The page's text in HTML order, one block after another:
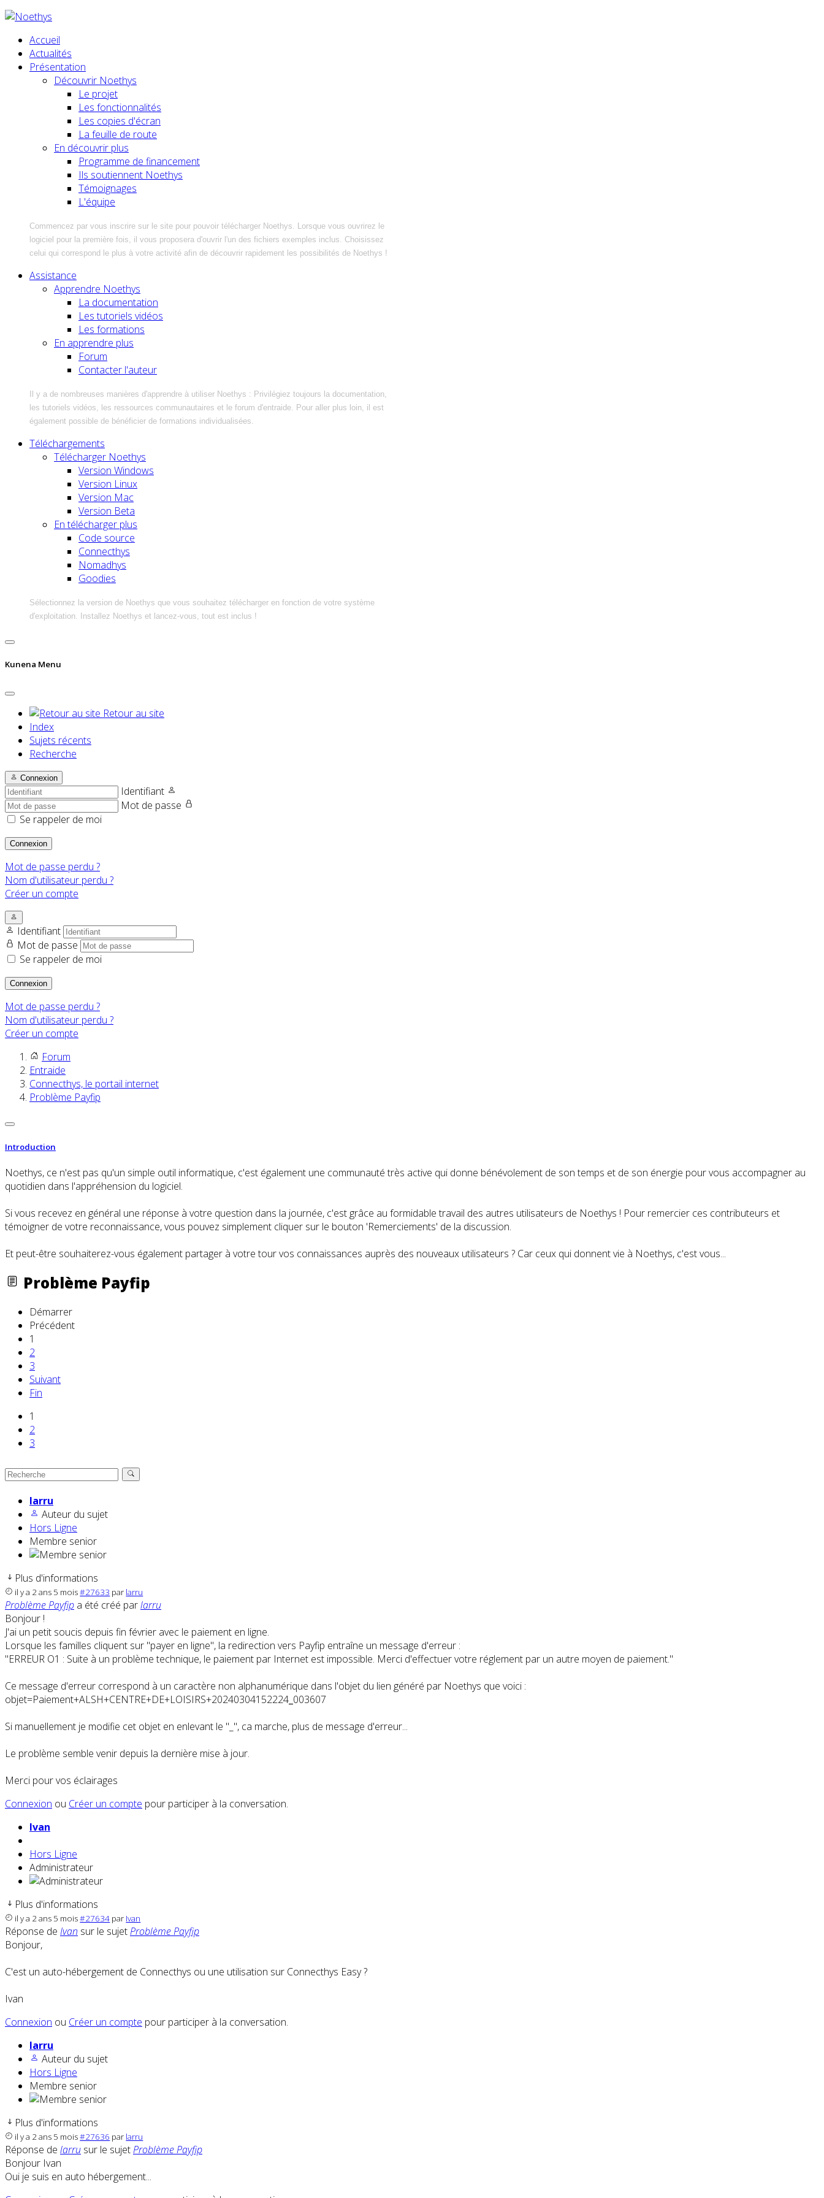
Accueil
Actualités
Présentation
Découvrir Noethys
Le projet
Les fonctionnalités
Les copies d'écran
La feuille de route
En découvrir plus
Programme de financement
Ils soutiennent Noethys
Témoignages
L'équipe
Commencez par vous inscrire sur le site pour pouvoir télécharger Noethys. Lorsque vous ouvrirez le
logiciel pour la première fois, il vous proposera d'ouvrir l'un des fichiers exemples inclus. Choisissez
celui qui correspond le plus à votre activité afin de découvrir rapidement les possibilités de Noethys !
Assistance
Apprendre Noethys
La documentation
Les tutoriels vidéos
Les formations
En apprendre plus
Forum
Contacter l'auteur
Il y a de nombreuses manières d'apprendre à utiliser Noethys : Privilégiez toujours la documentation,
les tutoriels vidéos, les ressources communautaires et le forum d'entraide. Pour aller plus loin, il est
également possible de bénéficier de formations individualisées.
Téléchargements
Télécharger Noethys
Version Windows
Version Linux
Version Mac
Version Beta
En télécharger plus
Code source
Connecthys
Nomadhys
Goodies
Sélectionnez la version de Noethys que vous souhaitez télécharger en fonction de votre système
d'exploitation. Installez Noethys et lancez-vous, tout est inclus !
Kunena Menu
Retour au site
Index
Sujets récents
Recherche
Connexion
Identifiant
Mot de passe
Se rappeler de moi
Connexion
Mot de passe perdu ?
Nom d'utilisateur perdu ?
Créer un compte
Identifiant
Mot de passe
Se rappeler de moi
Connexion
Mot de passe perdu ?
Nom d'utilisateur perdu ?
Créer un compte
Forum
Entraide
Connecthys, le portail internet
Problème Payfip
Introduction
Noethys, ce n'est pas qu'un simple outil informatique, c'est également une communauté très active qui donne bénévolement de son temps et de son énergie pour vous accompagner au
quotidien dans l'appréhension du logiciel.
Si vous recevez en général une réponse à votre question dans la journée, c'est grâce au formidable travail des autres utilisateurs de Noethys ! Pour remercier ces contributeurs et
témoigner de votre reconnaissance, vous pouvez simplement cliquer sur le bouton 'Remerciements' de la discussion.
Et peut-être souhaiterez-vous également partager à votre tour vos connaissances auprès des nouveaux utilisateurs ? Car ceux qui donnent vie à Noethys, c'est vous...
Problème Payfip
Démarrer
Précédent
1
2
3
Suivant
Fin
1
2
3
larru
Auteur du sujet
Hors Ligne
Membre senior
Plus d'informations
il y a 2 ans 5 mois#27633 par larru
Problème Payfip a été créé parlarru
Bonjour !
J'ai un petit soucis depuis fin février avec le paiement en ligne.
Lorsque les familles cliquent sur "payer en ligne", la redirection vers Payfip entraîne un message d'erreur :
"ERREUR O1 : Suite à un problème technique, le paiement par Internet est impossible. Merci d'effectuer votre réglement par un autre moyen de paiement."
Ce message d'erreur correspond à un caractère non alphanumérique dans l'objet du lien généré par Noethys que voici :
objet=Paiement+ALSH+CENTRE+DE+LOISIRS+20240304152224 003607
Si manuellement je modifie cet objet en enlevant le "_", ca marche, plus de message d'erreur...
Le problème semble venir depuis la dernière mise à jour.
Merci pour vos éclairages
Connexion ou Créer un compte pour participer à la conversation.
Ivan
Hors Ligne
Administrateur
Plus d'informations
il y a 2 ans 5 mois#27634 par Ivan
Réponse de Ivan sur le sujetProblème Payfip
Bonjour,
C'est un auto-hébergement de Connecthys ou une utilisation sur Connecthys Easy ?
Ivan
Connexion ou Créer un compte pour participer à la conversation.
larru
Auteur du sujet
Hors Ligne
Membre senior
Plus d'informations
il y a 2 ans 5 mois#27636 par larru
Réponse de larru sur le sujetProblème Payfip
Bonjour Ivan
Oui je suis en auto hébergement...